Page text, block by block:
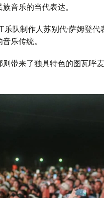
音乐的当代表达。
队制作人苏别代·萨姆登
乐传统。
带来了独具特色的图瓦呼